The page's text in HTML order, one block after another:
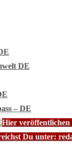
DE
– DE
Hier
Du unter: